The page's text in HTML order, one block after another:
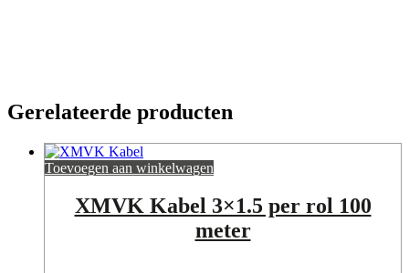
Gerelateerde producten
Toevoegen aan winkelwagen
XMVK Kabel 3×1.5 per rol 100
meter